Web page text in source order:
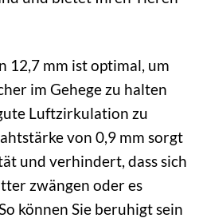
12,7 mm ist optimal, um
im Gehege zu halten
Luftzirkulation zu
von 0,9 mm sorgt
und verhindert, dass sich
zwängen oder es
können Sie beruhigt sein